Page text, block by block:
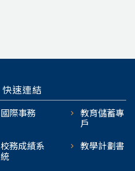
快速連結
國際事務
教育儲蓄專
戶
校務成績系
統
教學計劃書